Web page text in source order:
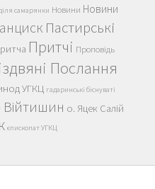
самарянки Новини Новини
Пастирські
Притчі Проповідь
Послання
УГКЦ гадаринські біснуваті
о. Яцек Салій
єпископат УГКЦ